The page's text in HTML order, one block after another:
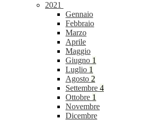
2021
Gennaio
Febbraio
Marzo
Aprile
Maggio
Giugno 1
Luglio 1
Agosto 2
Settembre 4
Ottobre 1
Novembre
Dicembre